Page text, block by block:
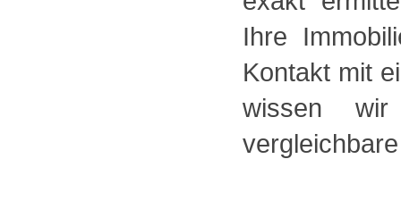
Ihre
Kontakt mit
wissen wir